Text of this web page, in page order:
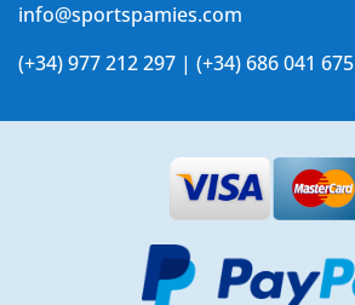
info@sportspamies.com
(+34) 977 212 297 | (+34) 686 041 675